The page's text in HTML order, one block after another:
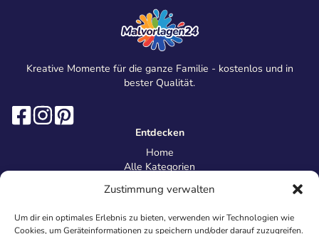
Zustimmung verwalten
Um dir ein optimales Erlebnis zu bieten, verwenden wir Technologien wie
Cookies, um Geräteinformationen zu speichern und/oder darauf zuzugreifen.
Kreative Momente für die ganze Familie - kostenlos und in
bester Qualität.
Entdecken
Home
Alle Kategorien
Information
Über uns
Kontakt